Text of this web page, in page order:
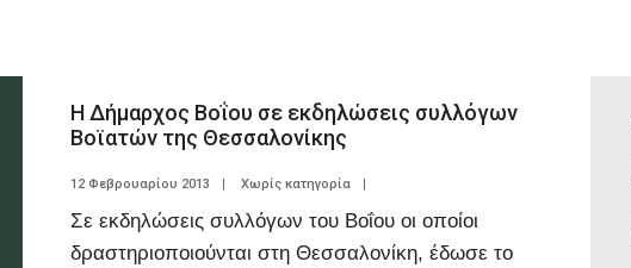
Η Δήμαρχος Βοΐου σε εκδηλώσεις συλλόγων
Βοϊατών της Θεσσαλονίκης
12 Φεβρουαρίου 2013 | Χωρίς κατηγορία |
Σε εκδηλώσεις συλλόγων του Βοΐου οι οποίοι
δραστηριοποιούνται στη Θεσσαλονίκη, έδωσε το